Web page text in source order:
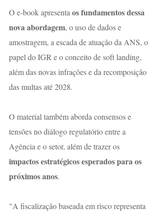
O e-book apresenta os fundamentos dessa
nova abordagem, o uso de dados e
amostragem, a escada de atuação da ANS, o
papel do IGR e o conceito de soft landing,
além das novas infrações e da recomposição
das multas até 2028.
O material também aborda consensos e
tensões no diálogo regulatório entre a
Agência e o setor, além de trazer os
impactos estratégicos esperados para os
próximos anos.
"A fiscalização baseada em risco representa